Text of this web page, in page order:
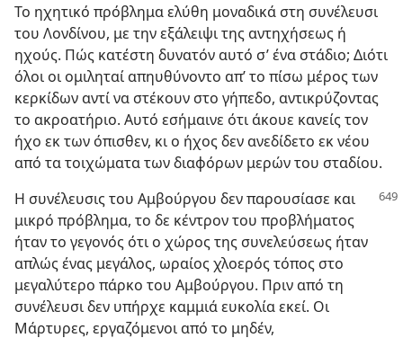
Το ηχητικό πρόβλημα ελύθη μοναδικά στη συνέλευσι
του Λονδίνου, με την εξάλειψι της αντηχήσεως ή
ηχούς. Πώς κατέστη δυνατόν αυτό σ’ ένα στάδιο; Διότι
όλοι οι ομιληταί απηυθύνοντο απ’ το πίσω μέρος των
κερκίδων αντί να στέκουν στο γήπεδο, αντικρύζοντας
το ακροατήριο. Αυτό εσήμαινε ότι άκουε κανείς τον
ήχο εκ των όπισθεν, κι ο ήχος δεν ανεδίδετο εκ νέου
από τα τοιχώματα των διαφόρων μερών του σταδίου.
Η συνέλευσις του Αμβούργου δεν παρουσίασε και
μικρό πρόβλημα, το δε κέντρον του προβλήματος
ήταν το γεγονός ότι ο χώρος της συνελεύσεως ήταν
απλώς ένας μεγάλος, ωραίος χλοερός τόπος στο
μεγαλύτερο πάρκο του Αμβούργου. Πριν από τη
συνέλευσι δεν υπήρχε καμμιά ευκολία εκεί. Οι
Μάρτυρες, εργαζόμενοι από το μηδέν,